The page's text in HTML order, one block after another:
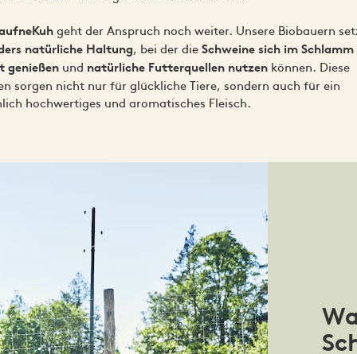
geht der Anspruch noch weiter. Unsere Biobauern
natürliche Haltung, bei der die Schweine sich im Schlamm
genießen und natürliche Futterquellen nutzen können. Diese
sorgen nicht nur für glückliche Tiere, sondern auch für ein
hochwertiges und aromatisches Fleisch.